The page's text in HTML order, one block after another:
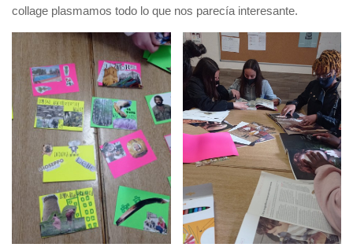
collage plasmamos todo lo que nos parecía interesante.